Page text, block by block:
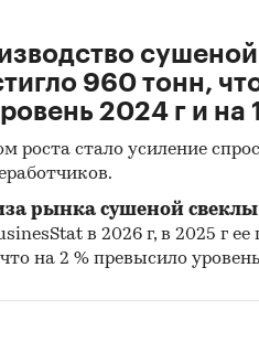
и
цены и
960 тонн,
2024 г и на
роста стало усиление
рынка сушеной свеклы
в 2026 г, в 2025 г
на 2 % превысило уровень